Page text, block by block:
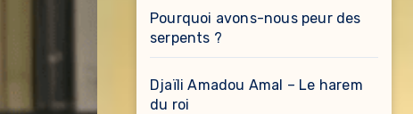
Pourquoi avons-nous peur des
serpents ?
Djaïli Amadou Amal – Le harem
du roi